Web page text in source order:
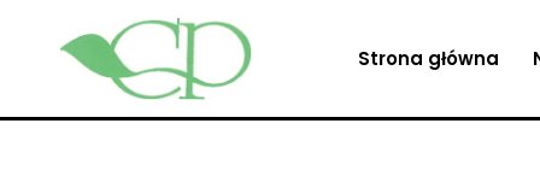
Strona główna